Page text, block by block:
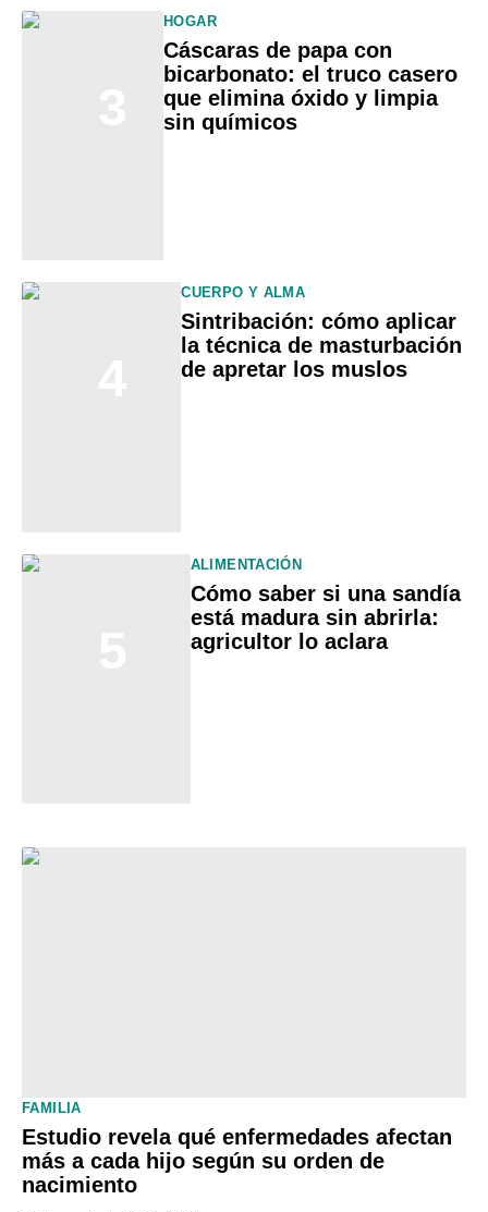
HOGAR
Cáscaras de papa con
bicarbonato: el truco casero
que elimina óxido y limpia
sin químicos
CUERPO Y ALMA
Sintribación: cómo aplicar
la técnica de masturbación
de apretar los muslos
ALIMENTACIÓN
Cómo saber si una sandía
está madura sin abrirla:
agricultor lo aclara
FAMILIA
Estudio revela qué enfermedades afectan
más a cada hijo según su orden de
nacimiento